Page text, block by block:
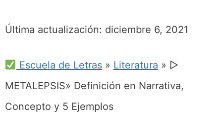
Última actualización: diciembre 6, 2021
Escuela de Letras» Literatura » ▷
METALEPSIS» Definición en Narrativa,
Concepto y 5 Ejemplos